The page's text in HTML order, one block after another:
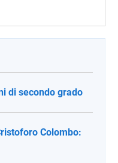
di secondo grado
Colombo: